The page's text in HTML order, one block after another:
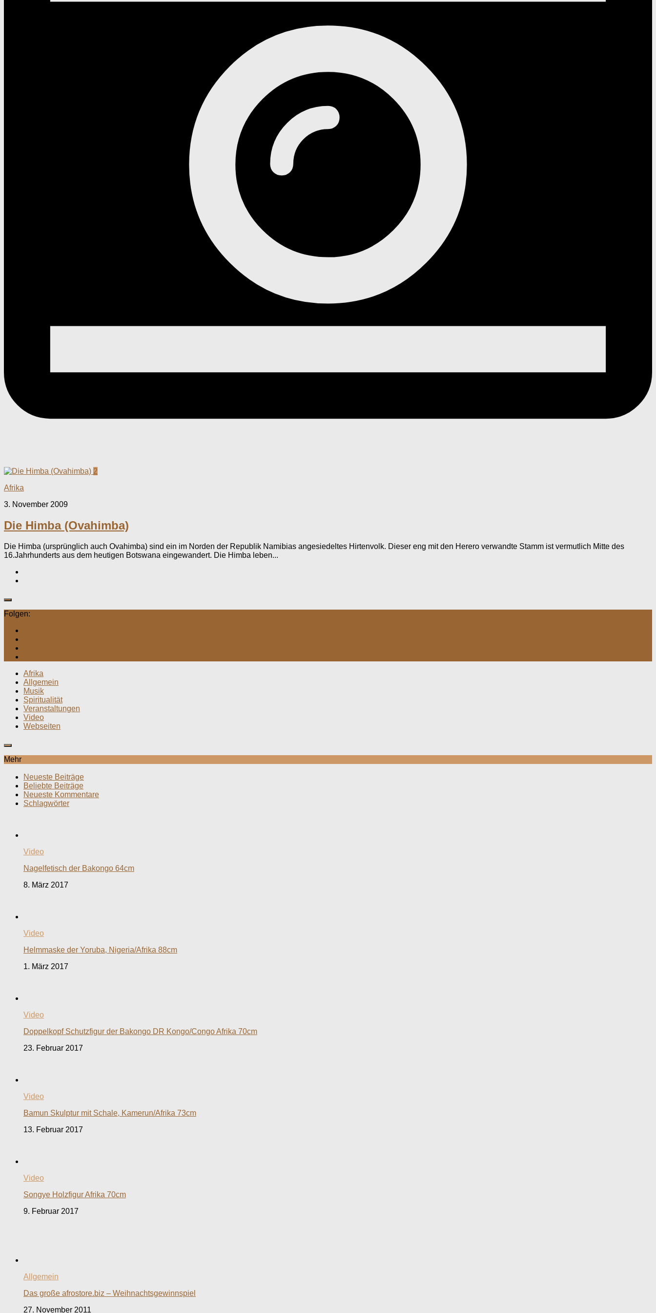
2
Afrika
3. November 2009
Die Himba (Ovahimba)
Die Himba (ursprünglich auch Ovahimba) sind ein im Norden der Republik Namibias angesiedeltes Hirtenvolk. Dieser eng mit den Herero verwandte Stamm ist vermutlich Mitte des
16.Jahrhunderts aus dem heutigen Botswana eingewandert. Die Himba leben...
Folgen:
Afrika
Allgemein
Musik
Spiritualität
Veranstaltungen
Video
Webseiten
Mehr
Neueste Beiträge
Beliebte Beiträge
Neueste Kommentare
Schlagwörter
Video
Nagelfetisch der Bakongo 64cm
8. März 2017
Video
Helmmaske der Yoruba, Nigeria/Afrika 88cm
1. März 2017
Video
Doppelkopf Schutzfigur der Bakongo DR Kongo/Congo Afrika 70cm
23. Februar 2017
Video
Bamun Skulptur mit Schale, Kamerun/Afrika 73cm
13. Februar 2017
Video
Songye Holzfigur Afrika 70cm
9. Februar 2017
Allgemein
Das große afrostore.biz – Weihnachtsgewinnspiel
27. November 2011